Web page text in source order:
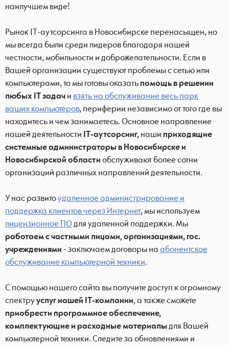
наилучшем виде!
Рынок IT-аутсорсинга в Новосибирске перенасыщен, но
мы всегда были среди лидеров благодаря нашей
честности, мобильности и доброжелательности. Если в
Вашей организации существуют проблемы с сетью или
компьютерами, то мы готовы оказатьпомощь в решении
любых IT задачи взять на обслуживание весь парк
ваших компьютеров, периферии независимо от того где вы
находитесь и чем занимаетесь. Основное направление
нашей деятельности IT-аутсорсинг,нашиприходящие
системные администраторы в Новосибирске и
Новосибирской областиобслуживают более сотни
организаций различных направлений деятельности.
У нас развитоудаленное администрирование и
поддержка клиентов через Интернет, мы используем
лицензионное ПОдля удаленной поддержки. Мы
работаем с частными лицами, организациями, гос.
учреждениями- заключаем договоры наабонентское
обслуживание компьютерной техники.
С помощью нашего сайта вы получите доступ к огромному
спектрууслуг нашей IT-компании, а также сможете
приобрести программное обеспечение,
комплектующие и расходные материалыдля Вашей
компьютерной техники. Следите за обновлениями и